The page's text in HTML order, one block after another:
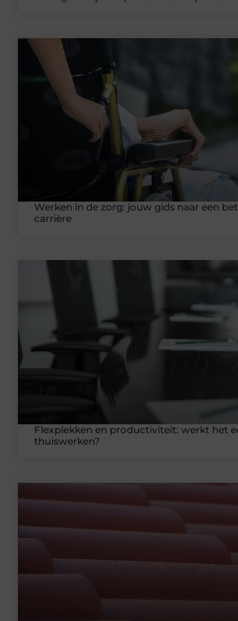
Werken in de zorg: jouw gids naar een
carrière
Flexplekken en productiviteit: werkt het
thuiswerken?